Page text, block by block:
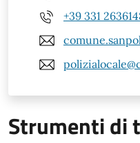
+39 331
Strumenti di